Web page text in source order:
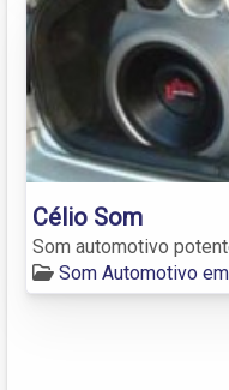
Célio Som
Som automotivo
Som Automotivo